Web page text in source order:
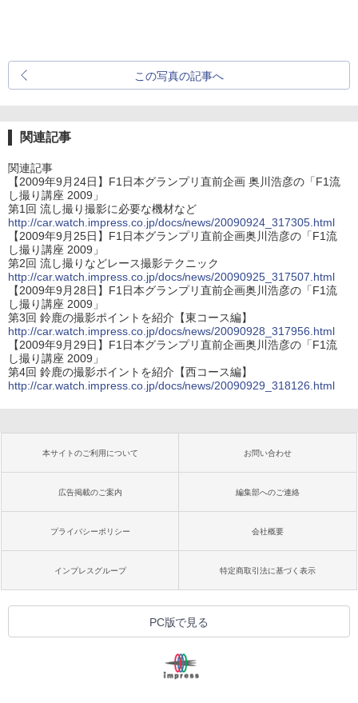
この写真の記事へ
関連記事
関連記事
【2009年9月24日】F1日本グランプリ直前企画 奥川浩彦の「F1流
し撮り講座 2009」
第1回 流し撮り撮影に必要な機材など
http://car.watch.impress.co.jp/docs/news/20090924_317305.html
【2009年9月25日】F1日本グランプリ直前企画奥川浩彦の「F1流
し撮り講座 2009」
第2回 流し撮りなどレース撮影テクニック
http://car.watch.impress.co.jp/docs/news/20090925_317507.html
【2009年9月28日】F1日本グランプリ直前企画奥川浩彦の「F1流
し撮り講座 2009」
第3回 鈴鹿の撮影ポイントを紹介【東コース編】
http://car.watch.impress.co.jp/docs/news/20090928_317956.html
【2009年9月29日】F1日本グランプリ直前企画奥川浩彦の「F1流
し撮り講座 2009」
第4回 鈴鹿の撮影ポイントを紹介【西コース編】
http://car.watch.impress.co.jp/docs/news/20090929_318126.html
本サイトのご利用について お問い合わせ
広告掲載のご案内 編集部へのご連絡
プライバシーポリシー 会社概要
インプレスグループ 特定商取引法に基づく表示
PC版で見る